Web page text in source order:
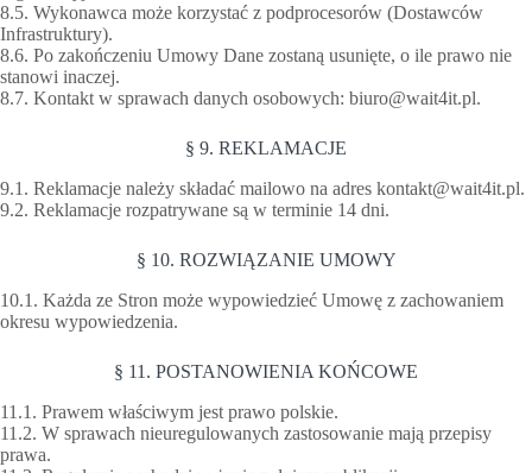
8.5. Wykonawca może korzystać z podprocesorów (Dostawców
Infrastruktury).
8.6. Po zakończeniu Umowy Dane zostaną usunięte, o ile prawo nie
stanowi inaczej.
8.7. Kontakt w sprawach danych osobowych: biuro@wait4it.pl.
§ 9. REKLAMACJE
9.1. Reklamacje należy składać mailowo na adres kontakt@wait4it.pl.
9.2. Reklamacje rozpatrywane są w terminie 14 dni.
§ 10. ROZWIĄZANIE UMOWY
10.1. Każda ze Stron może wypowiedzieć Umowę z zachowaniem
okresu wypowiedzenia.
§ 11. POSTANOWIENIA KOŃCOWE
11.1. Prawem właściwym jest prawo polskie.
11.2. W sprawach nieuregulowanych zastosowanie mają przepisy
prawa.